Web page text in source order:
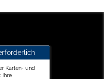
Karten- und
Ihre